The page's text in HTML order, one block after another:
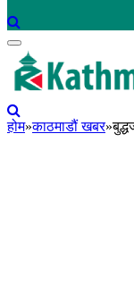
होम»काठमाडौं खबर»